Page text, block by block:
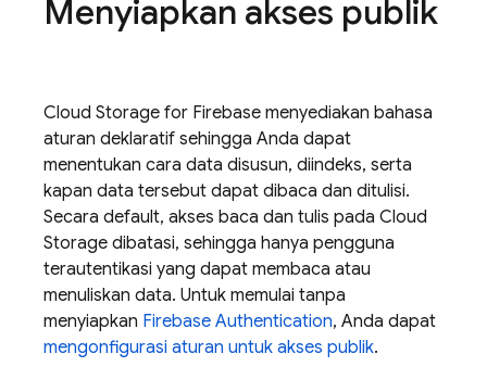
Menyiapkan akses publik
Cloud Storage for Firebase menyediakan bahasa
aturan deklaratif sehingga Anda dapat
menentukan cara data disusun, diindeks, serta
kapan data tersebut dapat dibaca dan ditulisi.
Secara default, akses baca dan tulis pada Cloud
Storage dibatasi, sehingga hanya pengguna
terautentikasi yang dapat membaca atau
menuliskan data. Untuk memulai tanpa
menyiapkan Firebase Authentication, Anda dapat
mengonfigurasi aturan untuk akses publik.